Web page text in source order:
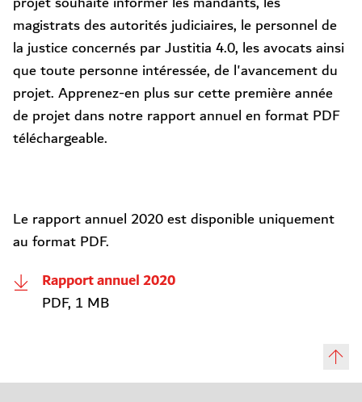
magistrats des autorités judiciaires, le personnel de
la justice concernés par Justitia 4.0, les avocats ainsi
que toute personne intéressée, de l'avancement du
projet. Apprenez-en plus sur cette première année
de projet dans notre rapport annuel en format PDF
téléchargeable.
Le rapport annuel 2020 est disponible uniquement
au format PDF.
Rapport annuel 2020
PDF, 1 MB